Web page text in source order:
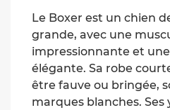
Le Boxer est un chien
grande, avec une
impressionnante et
élégante. Sa robe
être fauve ou bringée,
marques blanches. Ses